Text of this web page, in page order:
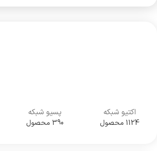
اکتیو شبکه
1124 محصول
پسیو شبکه
390 محصول